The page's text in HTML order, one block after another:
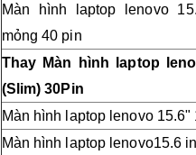
Màn hình laptop lenovo
mỏng 40 pin
Thay Màn hình laptop
(Slim) 30Pin
Màn hình laptop lenovo 15.6"
Màn hình laptop lenovo15.6